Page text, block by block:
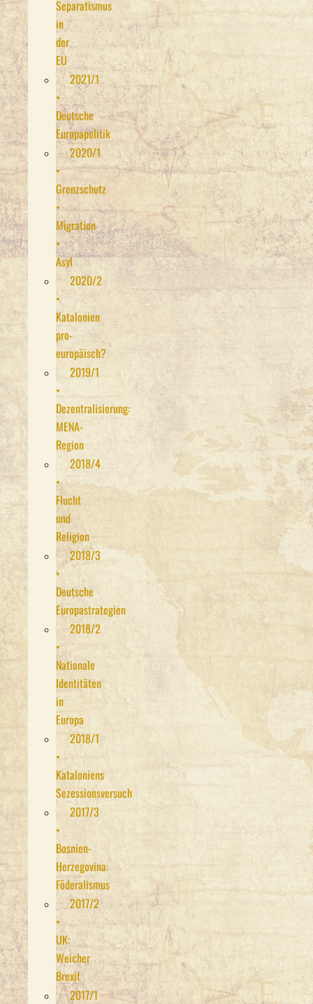
Separatismus
in
der
EU
2021/1
•
Deutsche
Europapolitik
2020/1
•
Grenzschutz
•
Migration
•
Asyl
2020/2
•
Katalonien
pro-
europäisch?
2019/1
•
Dezentralisierung:
MENA-
Region
2018/4
•
Flucht
und
Religion
2018/3
•
Deutsche
Europastrategien
2018/2
•
Nationale
Identitäten
in
Europa
2018/1
•
Kataloniens
Sezessionsversuch
2017/3
•
Bosnien-
Herzegovina:
Föderalismus
2017/2
•
UK:
Weicher
Brexit
2017/1